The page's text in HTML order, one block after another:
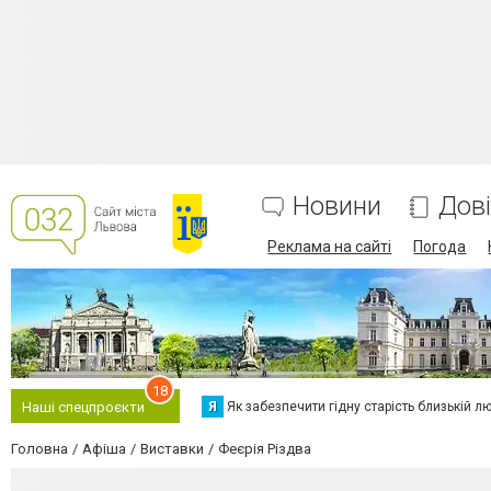
Новини
Реклама на сайті Погода
Наші спецпроєкти
18
Я Як забезпечити гідну старість близькій
Головна Афіша Виставки Феєрія Різдва